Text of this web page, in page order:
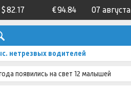
$82.17 €94.84 07 августа
нетрезвых водителей
появились на свет 12 малышей